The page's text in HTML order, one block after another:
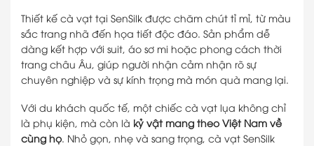
Thiết kế cà vạt tại SenSilk được chăm chút tỉ mỉ, từ màu
sắc trang nhã đến họa tiết độc đáo. Sản phẩm dễ
dàng kết hợp với suit, áo sơ mi hoặc phong cách thời
trang châu Âu, giúp người nhận cảm nhận rõ sự
chuyên nghiệp và sự kính trọng mà món quà mang lại.
Với du khách quốc tế, một chiếc cà vạt lụa không chỉ
là phụ kiện, mà còn là kỷ vật mang theo Việt Nam về
cùng họ. Nhỏ gọn, nhẹ và sang trọng, cà vạt SenSilk